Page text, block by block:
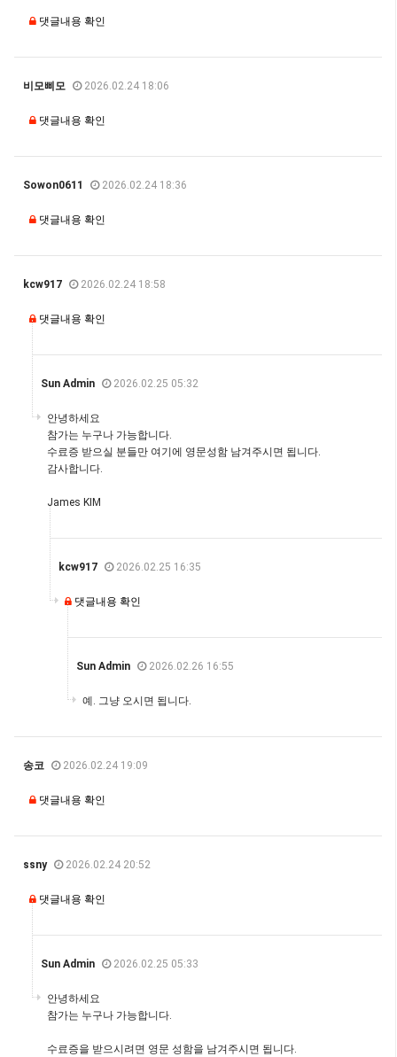
댓글내용 확인
비모삐모 2026.02.24 18:06
댓글내용 확인
Sowon0611 2026.02.24 18:36
댓글내용 확인
kcw917 2026.02.24 18:58
댓글내용 확인
Sun Admin 2026.02.25 05:32
안녕하세요
참가는 누구나 가능합니다.
수료증 받으실 분들만 여기에 영문성함 남겨주시면 됩니다.
감사합니다.
James KIM
kcw917 2026.02.25 16:35
댓글내용 확인
Sun Admin 2026.02.26 16:55
예. 그냥 오시면 됩니다.
송코 2026.02.24 19:09
댓글내용 확인
ssny 2026.02.24 20:52
댓글내용 확인
Sun Admin 2026.02.25 05:33
안녕하세요
참가는 누구나 가능합니다.
수료증을 받으시려면 영문 성함을 남겨주시면 됩니다.